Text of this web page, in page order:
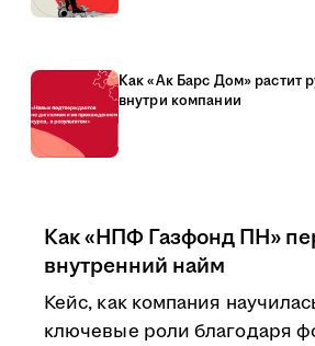
Как «Ак Барс Дом» растит
внутри компании
Как «НПФ Газфонд ПН»
внутренний найм
Кейс, как компания
ключевые роли благодаря